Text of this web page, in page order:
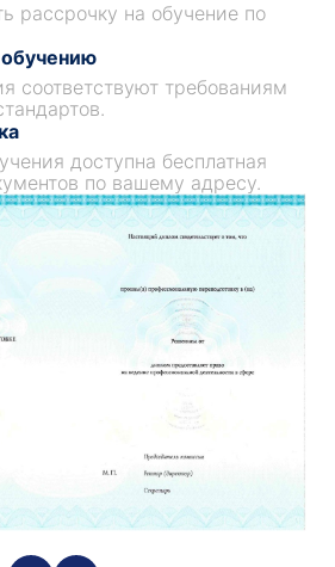
рассрочку на обучение по
соответствуют требованиям
доступна бесплатная
по вашему адресу.